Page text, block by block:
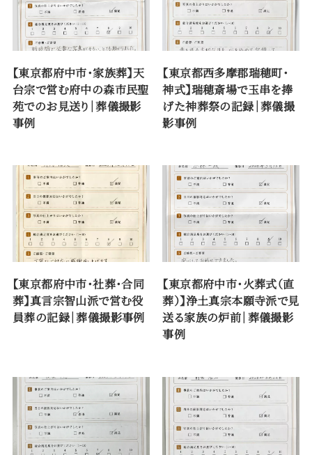
【東京都府中市・家族葬】天
台宗で営む府中の森市民聖
苑でのお見送り｜葬儀撮影
事例
【東京都西多摩郡瑞穂町・
神式】瑞穂斎場で玉串を捧
げた神葬祭の記録｜葬儀撮
影事例
【東京都府中市・社葬・合同
葬】真言宗智山派で営む役
員葬の記録｜葬儀撮影事例
【東京都府中市・火葬式（直
葬）】浄土真宗本願寺派で見
送る家族の炉前｜葬儀撮影
事例